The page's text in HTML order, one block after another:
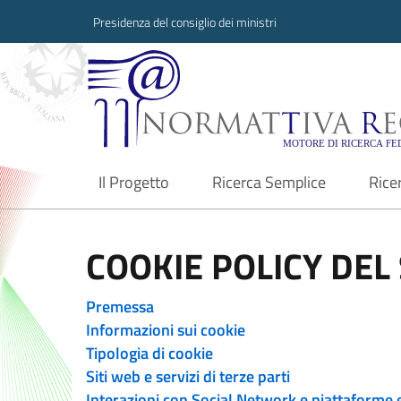
Presidenza del consiglio dei ministri
Normattiva
Il Progetto
current Ricerca Semplice
COOKIE POLICY
Premessa
Informazioni sui cookie
Tipologia di cookie
Siti web e servizi di terze parti